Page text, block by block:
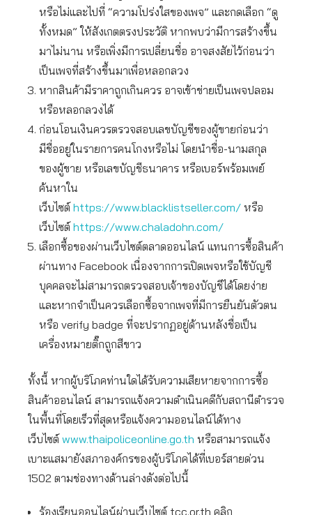
หรือไม่และไปที่ “ความโปร่งใสของเพจ” และกดเลือก “ดู
ทั้งหมด” ให้สังเกตตรงประวัติ หากพบว่ามีการสร้างขึ้น
มาไม่นาน หรือเพิ่งมีการเปลี่ยนชื่อ อาจสงสัยไว้ก่อนว่า
เป็นเพจที่สร้างขึ้นมาเพื่อหลอกลวง
หากสินค้ามีราคาถูกเกินควร อาจเข้าข่ายเป็นเพจปลอม
หรือหลอกลวงได้
ก่อนโอนเงินควรตรวจสอบเลขบัญชีของผู้ขายก่อนว่า
มีชื่ออยู่ในรายการคนโกงหรือไม่ โดยนำชื่อ-นามสกุล
ของผู้ขาย หรือเลขบัญชีธนาคาร หรือเบอร์พร้อมเพย์
ค้นหาใน
เว็บไซต์ https://www.blacklistseller.com/ หรือ
เว็บไซต์ https://www.chaladohn.com/
เลือกซื้อของผ่านเว็บไซต์ตลาดออนไลน์ แทนการซื้อสินค้า
ผ่านทาง Facebook เนื่องจากการเปิดเพจหรือใช้บัญชี
บุคคลจะไม่สามารถตรวจสอบเจ้าของบัญชีได้โดยง่าย
และหากจำเป็นควรเลือกซื้อจากเพจที่มีการยืนยันตัวตน
หรือ verify badge ที่จะปรากฏอยู่ด้านหลังชื่อเป็น
เครื่องหมายติ๊กถูกสีขาว
ทั้งนี้ หากผู้บริโภคท่านใดได้รับความเสียหายจากการซื้อ
สินค้าออนไลน์ สามารถแจ้งความดำเนินคดีกับสถานีตำรวจ
ในพื้นที่โดยเร็วที่สุดหรือแจ้งความออนไลน์ได้ทาง
เว็บไซต์ www.thaipoliceonline.go.th หรือสามารถแจ้ง
เบาะแสมายังสภาองค์กรของผู้บริโภคได้ที่เบอร์สายด่วน
1502 ตามช่องทางด้านล่างดังต่อไปนี้
ร้องเรียนออนไลน์ผ่านเว็บไซต์ tcc.or.th คลิก